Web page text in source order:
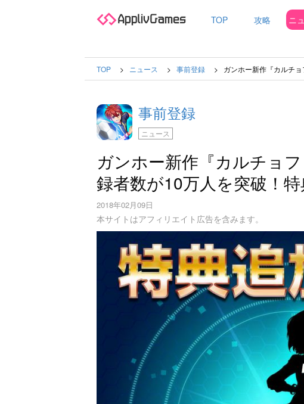
TOP 攻略 ニ
TOP ニュース 事前登録 ガンホー新作『カルチ
事前登録
ニュース
ガンホー新作『カルチョ
録者数が10万人を突破！
2018年02月09日
本サイトはアフィリエイト広告を含みます。